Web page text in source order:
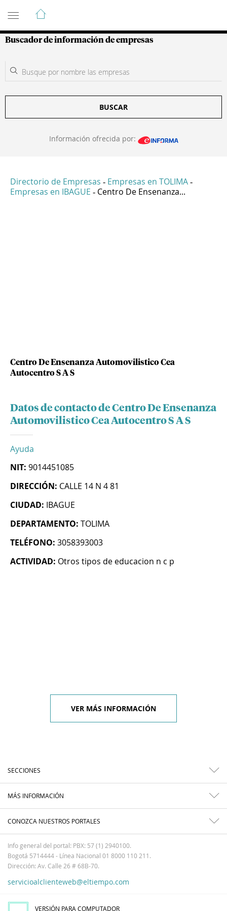
Guía de Empresas Colombianas
Buscador de información de empresas
BUSCAR
Información ofrecida por:
Directorio de Empresas - Empresas en TOLIMA -
Empresas en IBAGUE - Centro De Ensenanza...
Centro De Ensenanza Automovilistico Cea
Autocentro S A S
Datos de contacto de Centro De Ensenanza
Automovilistico Cea Autocentro S A S
Ayuda
NIT: 9014451085
DIRECCIÓN: CALLE 14 N 4 81
CIUDAD: IBAGUE
DEPARTAMENTO: TOLIMA
TELÉFONO: 3058393003
ACTIVIDAD: Otros tipos de educacion n c p
VER MÁS INFORMACIÓN
SECCIONES
MÁS INFORMACIÓN
CONOZCA NUESTROS PORTALES
Info general del portal: PBX: 57 (1) 2940100.
Bogotá 5714444 - Línea Nacional 01 8000 110 211.
Dirección: Av. Calle 26 # 68B-70.
servicioalclienteweb@eltiempo.com
VERSIÓN PARA COMPUTADOR